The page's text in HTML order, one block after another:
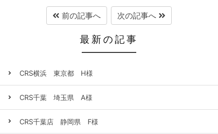
前の記事へ 次の記事へ
最新の記事
CRS横浜 東京都 H様
CRS千葉 埼玉県 A様
CRS千葉店 静岡県 F様